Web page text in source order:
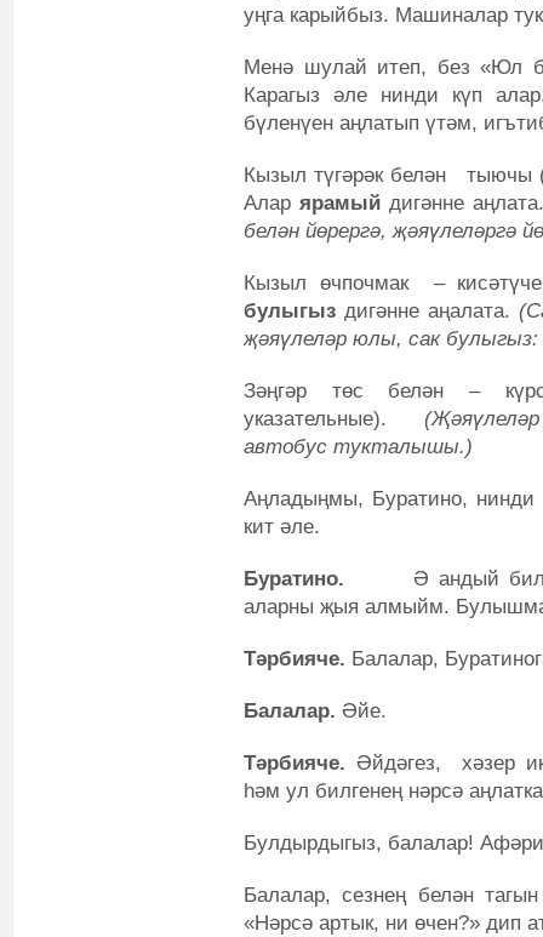
уңга карыйбыз. Машиналар
Менә шулай итеп, без «Юл
Карагыз әле нинди күп
бүленүен аңлатып үтәм,
Кызыл түгәрәк белән тыючы
Алар ярамыйдигәнне
белән йөрергә, җәяүлеләргә
Кызыл өчпочмак –
булыгыз дигәнне аңалата.
җәяүлеләр юлы, сак
Зәңгәр төс белән –
указательные).
автобус тукталышы.)
Аңладыңмы, Буратино,
кит әле.
Буратино.
Ә андый
аларны җыя алмыйм.
Тәрбияче. Балалар,
Балалар. Әйе.
Тәрбияче. Әйдәгез, хәзер
һәм ул билгенең нәрсә
Булдырдыгыз, балалар!
Балалар, сезнең белән
«Нәрсә артык, ни өчен?» дип